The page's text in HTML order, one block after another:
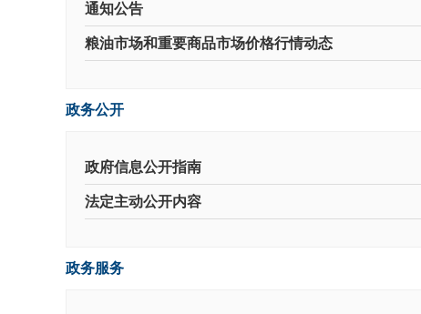
通知公告
粮油市场和重要商品市场价格行情动态
政务公开
政府信息公开指南
法定主动公开内容
政务服务